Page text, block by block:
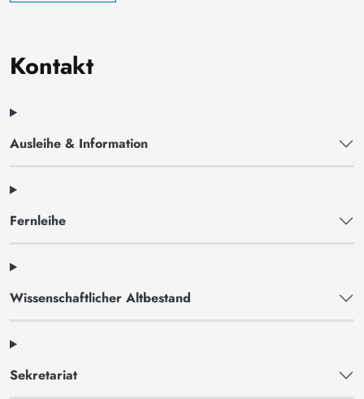
Kontakt
Ausleihe & Information
Fernleihe
Wissenschaftlicher Altbestand
Sekretariat